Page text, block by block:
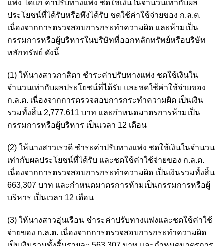
แพ่ง ได้แก่ ค่าปรับทางแพ่ง ชดใช้เงินในจำนวนเท่ากับผล
ประโยชน์ที่ได้รับหรือพึงได้รับ ชดใช้ค่าใช้จ่ายของ ก.ล.ต.
เนื่องจากการตรวจสอบการกระทำความผิด และห้ามเป็น
กรรมการหรือผู้บริหารในบริษัทที่ออกหลักทรัพย์หรือบริษัท
หลักทรัพย์ ดังนี้
(1) ให้นางสาวภาสิตา ชำระค่าปรับทางแพ่ง ชดใช้เงินใน
จำนวนเท่ากับผลประโยชน์ที่ได้รับ และชดใช้ค่าใช้จ่ายของ
ก.ล.ต. เนื่องจากการตรวจสอบการกระทำความผิด เป็นเงิน
รวมทั้งสิ้น 2,777,611 บาท และกำหนดมาตรการห้ามเป็น
กรรมการหรือผู้บริหาร เป็นเวลา 12 เดือน
(2) ให้นางสาวเรวดี ชำระค่าปรับทางแพ่ง ชดใช้เงินในจำนวน
เท่ากับผลประโยชน์ที่ได้รับ และชดใช้ค่าใช้จ่ายของ ก.ล.ต.
เนื่องจากการตรวจสอบการกระทำความผิด เป็นเงินรวมทั้งสิ้น
663,307 บาท และกำหนดมาตรการห้ามเป็นกรรมการหรือผู้
บริหาร เป็นเวลา 12 เดือน
(3) ให้นางสาวอุ่นเรือน ชำระค่าปรับทางแพ่งและชดใช้ค่าใช้
จ่ายของ ก.ล.ต. เนื่องจากการตรวจสอบการกระทำความผิด